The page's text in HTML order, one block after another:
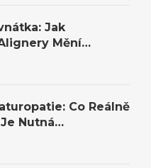
Jak
Mění
Co Reálně
Nutná